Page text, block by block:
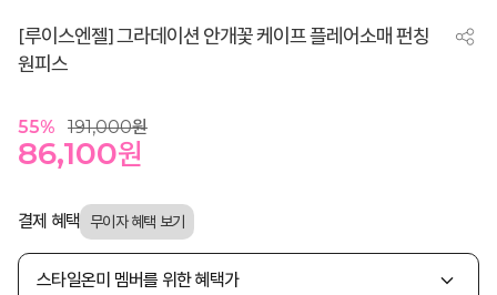
[루이스엔젤] 그라데이션 안개꽃 케이프 플레어소매 펀칭
원피스
55% 191,000원
86,100원
결제 혜택
스타일온미 멤버를 위한 혜택가